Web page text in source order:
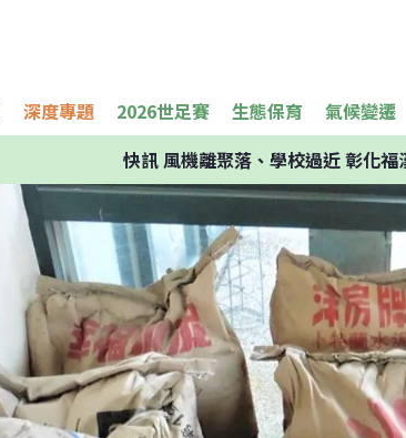
深度專題 2026世足賽 生態保育 氣候變遷
快訊風機離聚落、學校過近 彰化